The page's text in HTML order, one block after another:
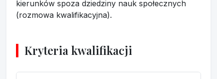
kierunków spoza dziedziny nauk społecznych
(rozmowa kwalifikacyjna).
Kryteria kwalifikacji